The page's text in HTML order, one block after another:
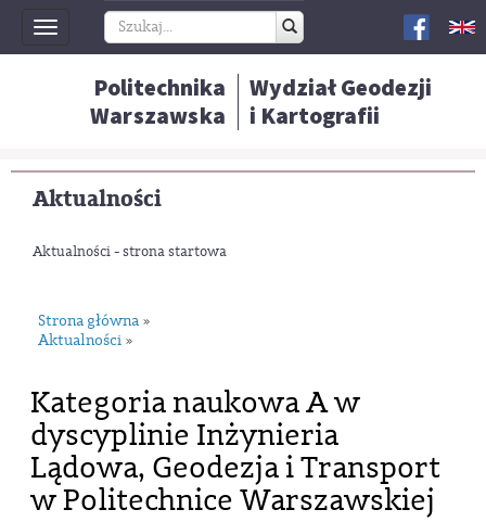
Toggle
navigation
Politechnika
Warszawska
Wydział Geodezji
i Kartografii
Aktualności
Aktualności - strona startowa
Strona główna »
Aktualności »
Kategoria naukowa A w
dyscyplinie Inżynieria
Lądowa, Geodezja i Transport
w Politechnice Warszawskiej